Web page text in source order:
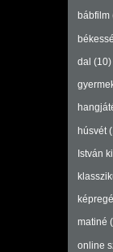
bábfilm
dal (10)
húsvét
István
matiné
online